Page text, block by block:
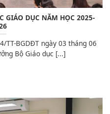
GIÁO DỤC NĂM HỌC 2025-
TT-BGDĐT ngày 03 tháng 06
Bộ Giáo dục [...]